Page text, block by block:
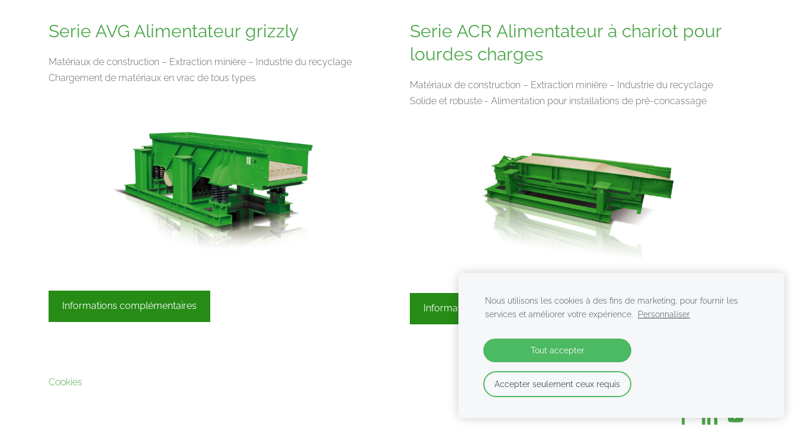
Serie AVG Alimentateur grizzly
Matériaux de construction – Extraction minière – Industrie du recyclage
Chargement de matériaux en vrac de tous types
Informations complémentaires
Serie ACR Alimentateur à chariot pour
lourdes charges
Matériaux de construction – Extraction minière – Industrie du recyclage
Solide et robuste - Alimentation pour installations de pré-concassage
Informations complémentaires
Cookies
Nous utilisons les cookies à des fins de marketing, pour fournir les
services et améliorer votre expérience.
Personnaliser
Tout accepter
Accepter seulement ceux requis